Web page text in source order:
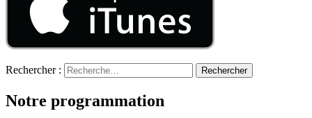
Rechercher :
Notre programmation